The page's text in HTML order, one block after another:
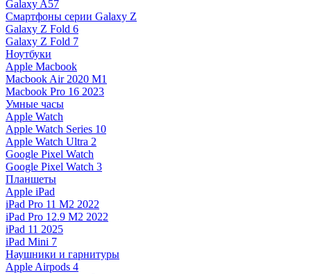
Galaxy A57
Смартфоны серии Galaxy Z
Galaxy Z Fold 6
Galaxy Z Fold 7
Ноутбуки
Apple Macbook
Macbook Air 2020 M1
Macbook Pro 16 2023
Умные часы
Apple Watch
Apple Watch Series 10
Apple Watch Ultra 2
Google Pixel Watch
Google Pixel Watch 3
Планшеты
Apple iPad
iPad Pro 11 M2 2022
iPad Pro 12.9 M2 2022
iPad 11 2025
iPad Mini 7
Наушники и гарнитуры
Apple Airpods 4